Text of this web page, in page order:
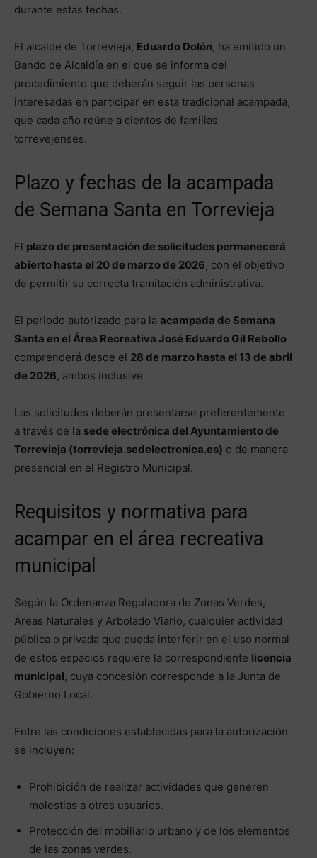
durante estas fechas.
El alcalde de Torrevieja, Eduardo Dolón, ha emitido un
Bando de Alcaldía en el que se informa del
procedimiento que deberán seguir las personas
interesadas en participar en esta tradicional acampada,
que cada año reúne a cientos de familias
torrevejenses.
Plazo y fechas de la acampada
de Semana Santa en Torrevieja
El plazo de presentación de solicitudes permanecerá
abierto hasta el 20 de marzo de 2026, con el objetivo
de permitir su correcta tramitación administrativa.
El periodo autorizado para la acampada de Semana
Santa en el Área Recreativa José Eduardo Gil Rebollo
comprenderá desde el 28 de marzo hasta el 13 de abril
de 2026, ambos inclusive.
Las solicitudes deberán presentarse preferentemente
a través de la sede electrónica del Ayuntamiento de
Torrevieja (torrevieja.sedelectronica.es) o de manera
presencial en el Registro Municipal.
Requisitos y normativa para
acampar en el área recreativa
municipal
Según la Ordenanza Reguladora de Zonas Verdes,
Áreas Naturales y Arbolado Viario, cualquier actividad
pública o privada que pueda interferir en el uso normal
de estos espacios requiere la correspondiente licencia
municipal, cuya concesión corresponde a la Junta de
Gobierno Local.
Entre las condiciones establecidas para la autorización
se incluyen:
Prohibición de realizar actividades que generen
molestias a otros usuarios.
Protección del mobiliario urbano y de los elementos
de las zonas verdes.